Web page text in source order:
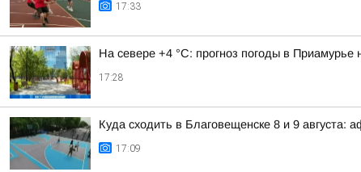
17:33
На севере +4 °С: прогноз погоды в Приамурье
17:28
Куда сходить в Благовещенске 8 и 9 августа:
17:09